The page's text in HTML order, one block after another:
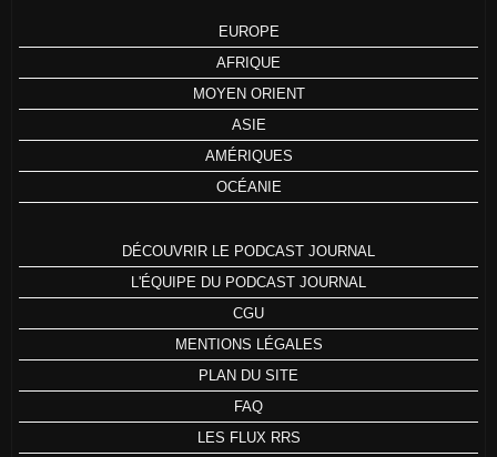
EUROPE
AFRIQUE
MOYEN ORIENT
ASIE
AMÉRIQUES
OCÉANIE
DÉCOUVRIR LE PODCAST JOURNAL
L'ÉQUIPE DU PODCAST JOURNAL
CGU
MENTIONS LÉGALES
PLAN DU SITE
FAQ
LES FLUX RRS